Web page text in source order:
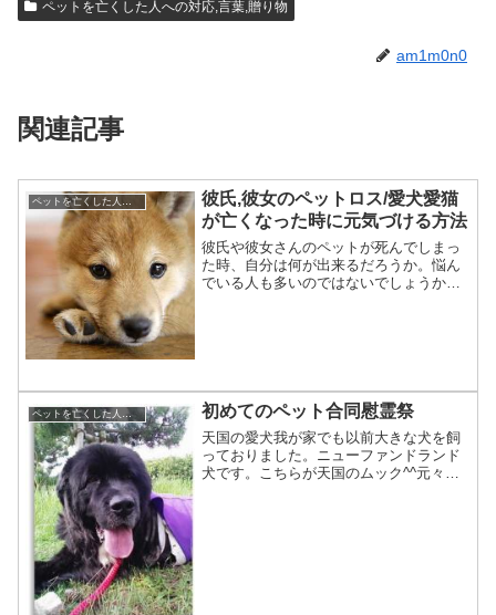
ペットを亡くした人への対応,言葉,贈り物
am1m0n0
関連記事
彼氏,彼女のペットロス/愛犬愛猫
が亡くなった時に元気づける方法
彼氏や彼女さんのペットが死んでしまっ
た時、自分は何が出来るだろうか。悩ん
でいる人も多いのではないでしょうか。
ペットを亡くした人への対応,言葉,贈り物 初めてのペット合同慰霊祭
天国の愛犬我が家でも以前大きな犬を飼
っておりました。ニューファンドランド
犬です。こちらが天国のムック^^元々当